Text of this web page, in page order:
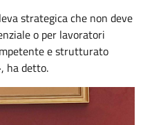
strategica che non deve
o per lavoratori
e strutturato
ha detto.